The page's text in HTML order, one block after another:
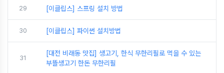
29 [이클립스] 스프링 설치 방법
30 [이클립스] 파이썬 설치방법
31
[대전 비래동 맛집] 생고기, 한식 무한리필로 먹을 수 있는
부뜰생고기 한돈 무한리필